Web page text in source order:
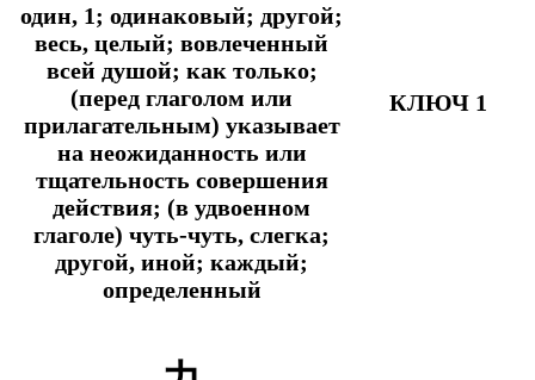
один, 1; одинаковый; другой;
весь, целый; вовлеченный
всей душой; как только;
(перед глаголом или
прилагательным) указывает
на неожиданность или
тщательность совершения
действия; (в удвоенном
глаголе) чуть-чуть, слегка;
другой, иной; каждый;
определенный
КЛЮЧ 1